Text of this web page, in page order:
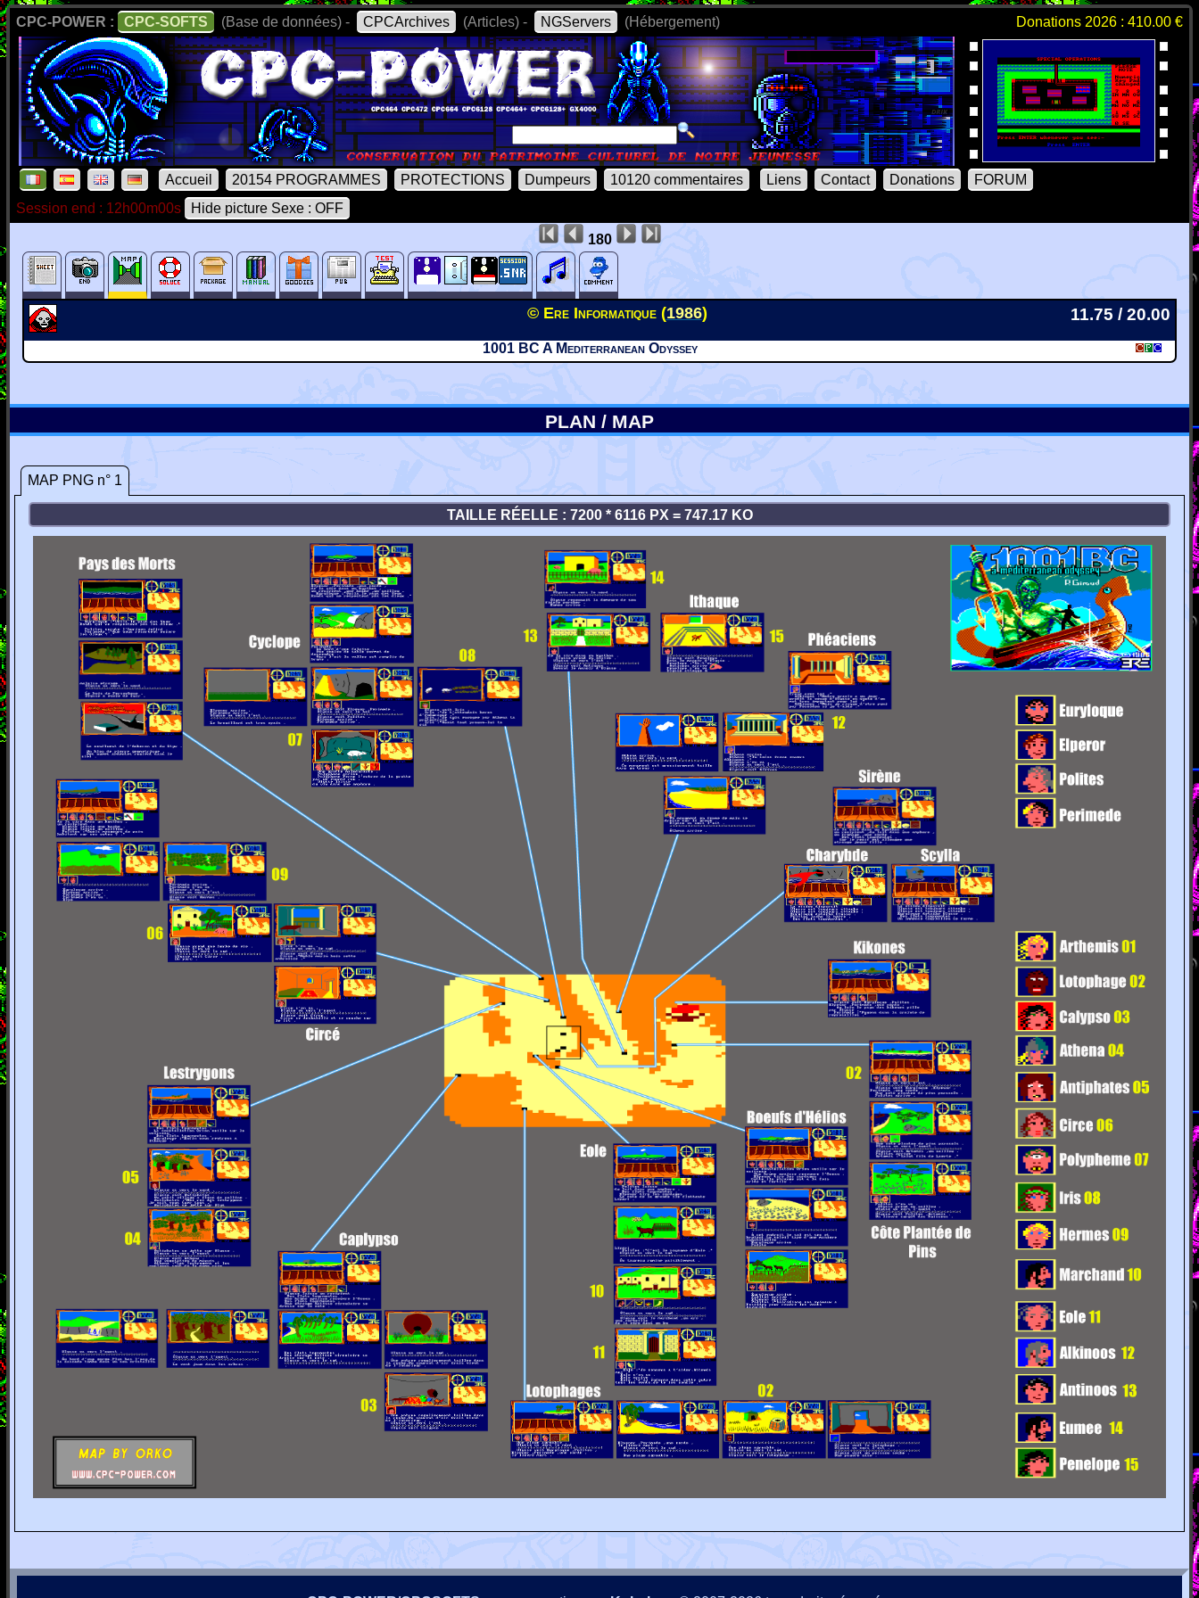
CPC-POWER : CPC-SOFTS (Base de données) - CPCArchives (Articles) - NGServers (Hébergement) Donations 2026 : 410.00 €
Accueil 20154 PROGRAMMES PROTECTIONS Dumpeurs 10120 commentaires Liens Contact Donations
FORUM
Session end : 12h00m00s
Hide picture Sexe : OFF
180
© Ere Informatique (1986) 11.75 / 20.00
1001 BC A Mediterranean Odyssey
PLAN / MAP
MAP PNG n° 1
TAILLE RÉELLE : 7200 * 6116 PX = 747.17 KO